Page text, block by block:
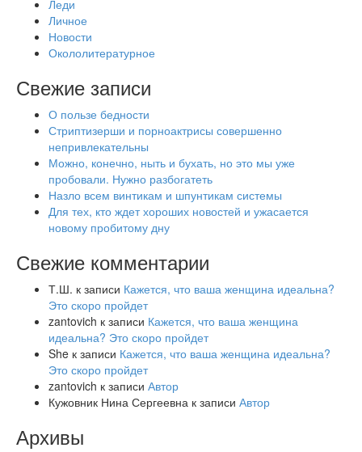
Леди
Личное
Новости
Окололитературное
Свежие записи
О пользе бедности
Стриптизерши и порноактрисы совершенно
непривлекательны
Можно, конечно, ныть и бухать, но это мы уже
пробовали. Нужно разбогатеть
Назло всем винтикам и шпунтикам системы
Для тех, кто ждет хороших новостей и ужасается
новому пробитому дну
Свежие комментарии
Т.Ш. к записи Кажется, что ваша женщина идеальна?
Это скоро пройдет
zantovich к записи Кажется, что ваша женщина
идеальна? Это скоро пройдет
She к записи Кажется, что ваша женщина идеальна?
Это скоро пройдет
zantovich к записи Автор
Кужовник Нина Сергеевна к записи Автор
Архивы